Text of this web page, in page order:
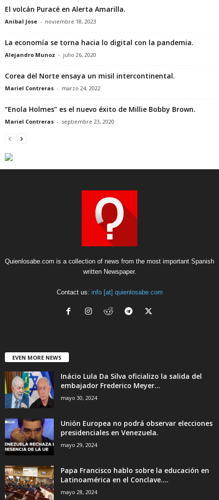
El volcán Puracé en Alerta Amarilla.
Anibal Jose - noviembre 18, 2023
La economía se torna hacia lo digital con la pandemia.
Alejandro Munoz - julio 26, 2020
Corea del Norte ensaya un misil intercontinental.
Mariel Contreras - marzo 24, 2022
“Enola Holmes” es el nuevo éxito de Millie Bobby Brown.
Mariel Contreras - septiembre 23, 2020
Quienlosabe.com is a collection of news from the most important Spanish
written Newspaper.
Contact us: info [at] quienlosabe.com
EVEN MORE NEWS
Inácio Lula Da Silva oficializo la salida del
embajador Frederico Meyer...
mayo 30, 2024
Unión Europea no podrá observar elecciones
presidenciales en Venezuela.
mayo 29, 2024
Papa Francisco hablo sobre la educación en
Latinoamérica en el Conclave....
mayo 28, 2024